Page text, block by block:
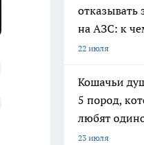
на АЗС: к
22 июля
Кошачьи
5 пород,
любят
23 июля